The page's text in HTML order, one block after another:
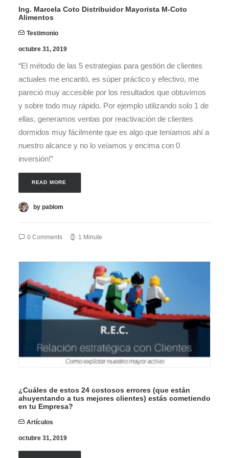
Ing. Marcela Coto Distribuidor Mayorista M-Coto
Alimentos
Testimonio
octubre 31, 2019
“El método de las 5 estrategias para gestión de clientes
actuales me encantó, es súper práctico y efectivo, me
pareció muy accesible por los resultados que obtuvimos
y sobre todo muy rápido. Por ejemplo utilizando solo 1 de
ellas, generamos ventas por reactivación de clientes
dormidos muy fácilmente que es algo que teníamos ahí a
nuestro alcance y no lo veíamos y encima con 0
inversión!”
READ MORE
by pablom
0 Comments 1 Minute
¿Cuáles de estos 24 costosos errores (que están
ahuyentando a tus mejores clientes) estás cometiendo
en tu Empresa?
Artículos
octubre 31, 2019